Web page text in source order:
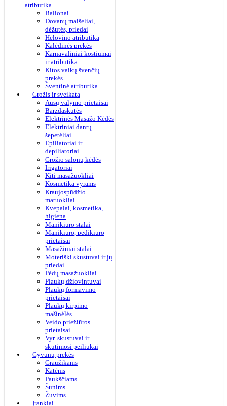
atributika
Balionai
Dovanų maišeliai,
dėžutės, priedai
Helovino atributika
Kalėdinės prekės
Karnavaliniai kostiumai
ir atributika
Kitos vaikų švenčių
prekės
Šventinė atributika
Grožis ir sveikata
Ausų valymo prietaisai
Barzdaskutės
Elektrinės Masažo Kėdės
Elektriniai dantų
šepetėliai
Epiliatoriai ir
depiliatoriai
Grožio salonų kėdės
Irigatoriai
Kiti masažuokliai
Kosmetika vyrams
Kraujospūdžio
matuokliai
Kvepalai, kosmetika,
higiena
Manikiūro stalai
Manikiūro, pedikiūro
prietaisai
Masažiniai stalai
Moteriški skustuvai ir jų
priedai
Pėdų masažuokliai
Plaukų džiovintuvai
Plaukų formavimo
prietaisai
Plaukų kirpimo
mašinėlės
Veido priežiūros
prietaisai
Vyr. skustuvai ir
skutimosi peiliukai
Gyvūnų prekės
Graužikams
Katėms
Paukščiams
Šunims
Žuvims
Įrankiai